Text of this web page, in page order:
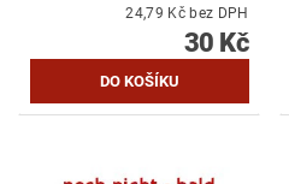
24,79 Kč bez DPH
30 Kč